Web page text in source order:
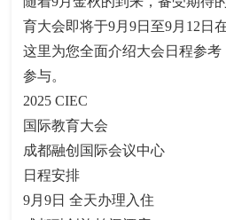
育大会即将于9月9日至9月12日
这里为您全面介绍大会日程参
参与。
2025 CIEC
国际教育大会
成都融创国际会议中心
日程安排
9月9日 全天办理入住